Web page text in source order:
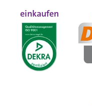
einkaufen